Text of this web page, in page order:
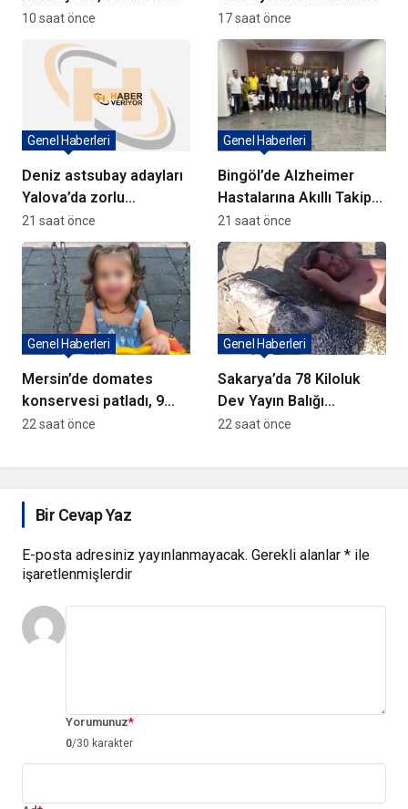
Türkiye Yasa Teklifini
Görüşmeye Başladı
10 saat önce
geleceği güvenle
planlayabileceğimiz
istikrarlı bir yatırım
ortamıdır”
17 saat önce
Deniz astsubay adayları
Yalova’da zorlu
eğitimlerle hazırlanıyor
Genel Haberleri
21 saat önce
Bingöl’de Alzheimer
Hastalarına Akıllı Takip
Cihazı Dağıtıldı
Genel Haberleri
21 saat önce
Mersin’de domates
konservesi patladı, 9
aylık bebek yaralandı
Genel Haberleri
22 saat önce
Sakarya’da 78 Kiloluk
Dev Yayın Balığı
Yakalandı
Genel Haberleri
22 saat önce
Bir Cevap Yaz
E-posta adresiniz yayınlanmayacak. Gerekli alanlar * ile
işaretlenmişlerdir
Yorumunuz*
0/30 karakter